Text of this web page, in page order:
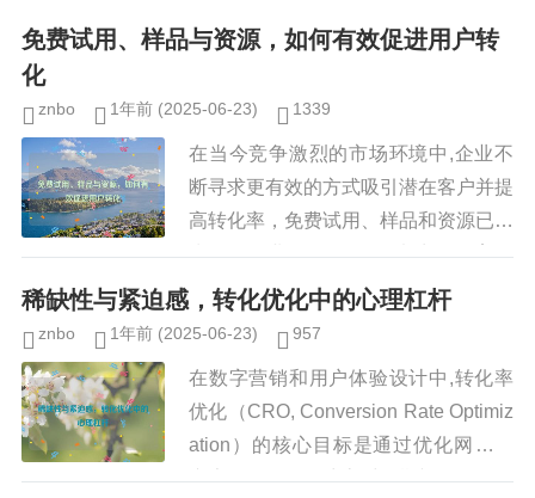
价策略不仅能吸引目标客户，还能提升
免费试用、样品与资源，如何有效促进用户转
化
znbo 1年前 (2025-06-23) 1339
在当今竞争激烈的市场环境中,企业不
断寻求更有效的方式吸引潜在客户并提
高转化率，免费试用、样品和资源已成
为许多行业（如SaaS、电商、教育、
B2B等）广泛采用的营销策略，这些策
稀缺性与紧迫感，转化优化中的心理杠杆
znbo 1年前 (2025-06-23) 957
在数字营销和用户体验设计中,转化率
优化（CRO, Conversion Rate Optimiz
ation）的核心目标是通过优化网站或
广告策略，促使访客采取期望的行动，